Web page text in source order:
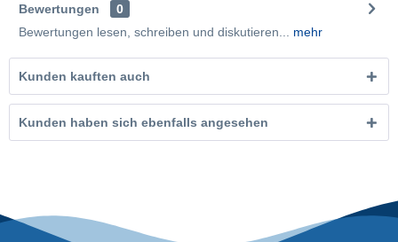
Bewertungen
0
Bewertungen lesen, schreiben und diskutieren...
mehr
Kunden kauften auch
Kunden haben sich ebenfalls angesehen